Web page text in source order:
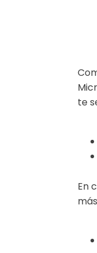
te
En